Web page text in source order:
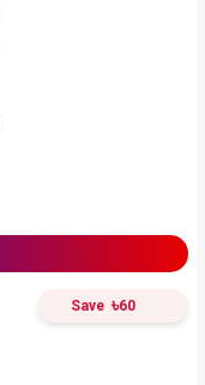
Save ৳60